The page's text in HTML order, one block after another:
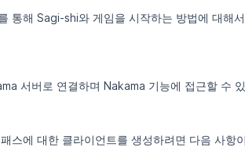
통해 Sagi-shi와 게임을 시작하는 방법에 대해
서버로 연결하며 Nakama 기능에 접근할 수
스에 대한 클라이언트를 생성하려면 다음 사항